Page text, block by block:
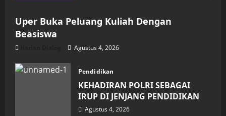
Uper Buka Peluang Kuliah Dengan
Beasiswa
Agustus 4, 2026
Pendidikan
KEHADIRAN POLRI SEBAGAI
IRUP DI JENJANG PENDIDIKAN
Agustus 4, 2026